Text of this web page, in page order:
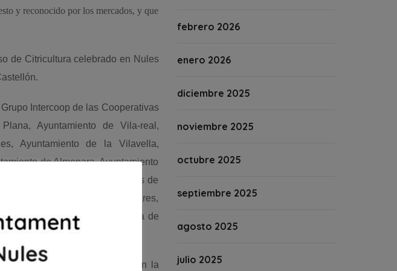
y reconocido por los mercados, y que
de Citricultura celebrado en Nules
Intercoop de las Cooperativas
Ayuntamiento de Vila-real,
Ayuntamiento de la Vilavella,
de Almenara, Ayuntamiento
de les Alqueries, Cooperativas de
de Aguas del Río Mijares,
de Fruta de la Provincia de
estos encuentros cuentan con la
febrero 2026
enero 2026
diciembre 2025
noviembre 2025
octubre 2025
septiembre 2025
agosto 2025
julio 2025